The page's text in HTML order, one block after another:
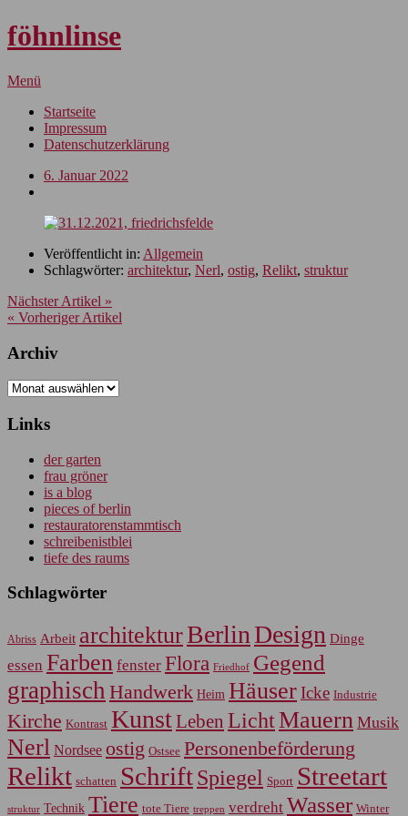
föhnlinse
Menü
Startseite
Impressum
Datenschutzerklärung
6. Januar 2022
Veröffentlicht in: Allgemein
Schlagwörter: architektur, Nerl, ostig, Relikt, struktur
Nächster Artikel »
« Vorheriger Artikel
Archiv
Archiv
Links
der garten
frau gröner
is a blog
pieces of berlin
restauratorenstammtisch
schreibenistblei
tiefe des raums
Schlagwörter
Abriss Arbeit architekturBerlin Design Dinge
essen Farben fenster Flora Friedhof Gegend
graphisch Handwerk Heim HäuserIcke Industrie
Kirche Kontrast KunstLeben LichtMauern Musik
Nerl Nordsee ostig Ostsee Personenbeförderung
Relikt schatten SchriftSpiegel Sport Streetart
struktur Technik Tiere tote Tiere treppen verdreht Wasser Winter